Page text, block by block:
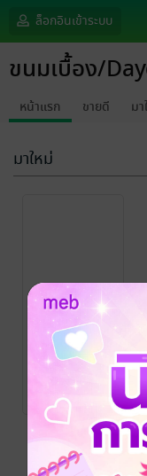
ล็อกอินเข้าระบบ
ขนมเบื้อง/
หน้าแรก ขายดี ม
มาใหม่
กรุณาเข้าสู่
ระบบก่อน